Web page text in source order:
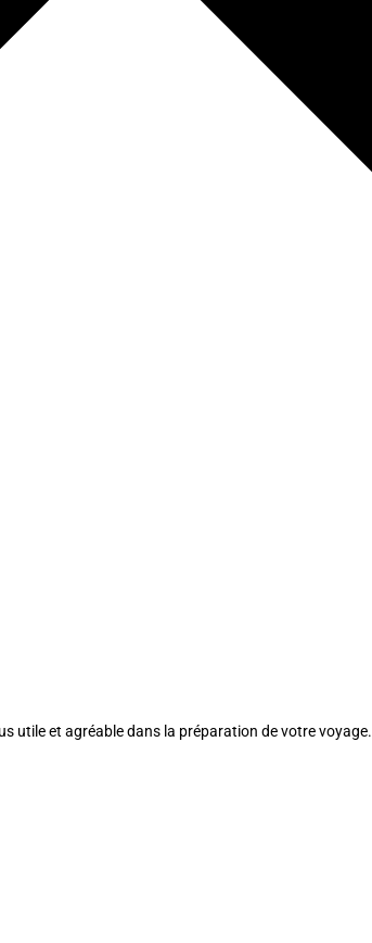
utile et agréable dans la préparation de votre voyage.